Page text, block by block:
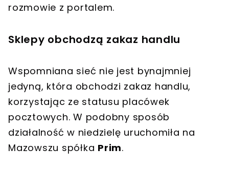
rozmowie z portalem.
Sklepy obchodzą zakaz handlu
Wspomniana sieć nie jest bynajmniej
jedyną, która obchodzi zakaz handlu,
korzystając ze statusu placówek
pocztowych. W podobny sposób
działalność w niedzielę uruchomiła na
Mazowszu spółka Prim.